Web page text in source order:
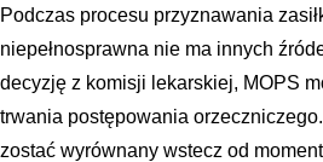
Podczas procesu przyznawania
niepełnosprawna nie ma innych
decyzję z komisji lekarskiej, MOPS
trwania postępowania
zostać wyrównany wstecz od